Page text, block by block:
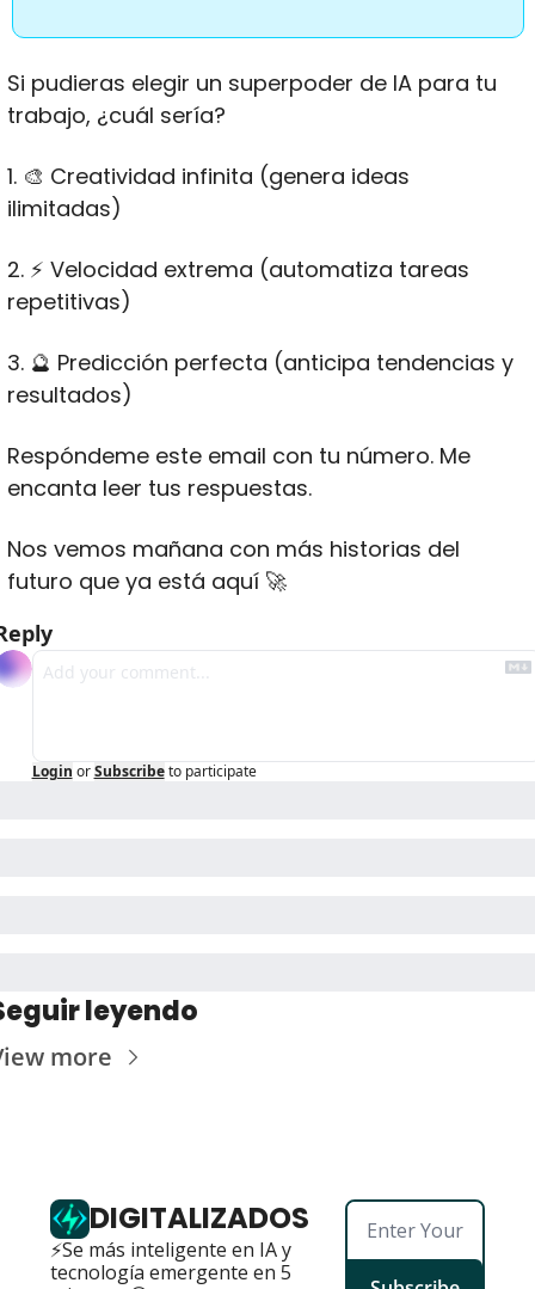
Si pudieras elegir un superpoder de IA para tu
trabajo, ¿cuál sería?
1. 🎨 Creatividad infinita (genera ideas
ilimitadas)
2. ⚡ Velocidad extrema (automatiza tareas
repetitivas)
3. 🔮 Predicción perfecta (anticipa tendencias y
resultados)
Respóndeme este email con tu número. Me
encanta leer tus respuestas.
Nos vemos mañana con más historias del
futuro que ya está aquí 🚀
Login or Subscribe to participate
leyendo
more
DIGITALIZADOS
⚡Se más inteligente en IA y
tecnología emergente en 5